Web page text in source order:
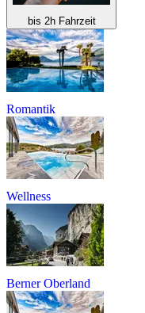
bis 2h Fahrzeit
Romantik
Wellness
Berner Oberland